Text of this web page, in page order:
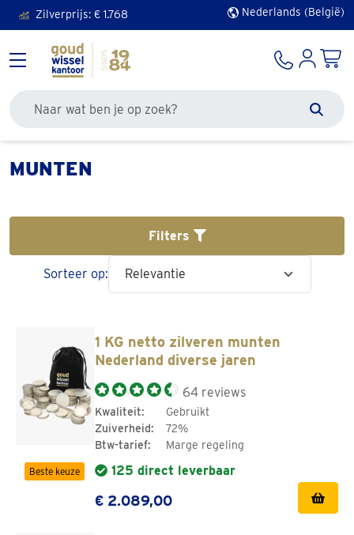
Zilverprijs: € 1.768 Nederlands (België)
MUNTEN
Filters
Sorteer op:
Beste keuze
1 KG netto zilveren munten
Nederland diverse jaren
64 reviews
Kwaliteit:
Gebruikt
Zuiverheid:
72%
Btw-tarief:
Marge regeling
125 direct leverbaar
€ 2.089,00